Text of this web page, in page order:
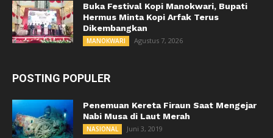
Buka Festival Kopi Manokwari, Bupati
Hermus Minta Kopi Arfak Terus
Dikembangkan
MANOKWARI Agustus 7, 2026
POSTING POPULER
Penemuan Kereta Firaun Saat Mengejar
Nabi Musa di Laut Merah
NASIONAL Juni 3, 2019